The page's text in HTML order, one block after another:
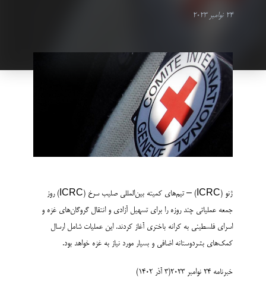
24 نوامبر 2023
ژنو (ICRC) – تیم‌های کمیته بین‌المللی صلیب سرخ (ICRC) روز
جمعه عملیاتی چند روزه را برای تسهیل آزادی و انتقال گروگان‌های غزه و
اسرای فلسطینی به کرانه باختری آغاز کردند. این عملیات شامل ارسال
کمک‌های بشردوستانه اضافی و بسیار مورد نیاز به غزه خواهد بود.
خبرنامه 24 نوامبر 2023(3 آذر 1402)